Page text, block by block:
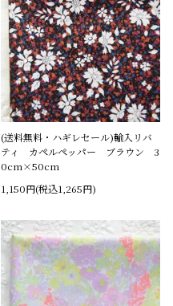
(送料無料・ハギレセール)輸入リバ
ティ カペルペッパー ブラウン 3
0cm×50cm
1,150円(税込1,265円)